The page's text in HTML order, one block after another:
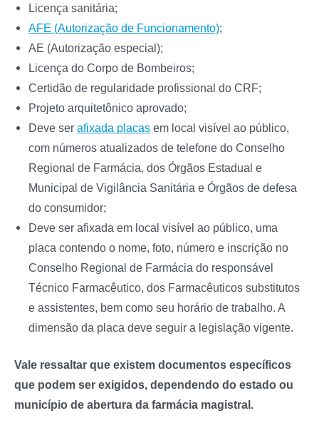
Licença sanitária;
AFE (Autorização de Funcionamento);
AE (Autorização especial);
Licença do Corpo de Bombeiros;
Certidão de regularidade profissional do CRF;
Projeto arquitetônico aprovado;
Deve ser afixada placas em local visível ao público,
com números atualizados de telefone do Conselho
Regional de Farmácia, dos Órgãos Estadual e
Municipal de Vigilância Sanitária e Órgãos de defesa
do consumidor;
Deve ser afixada em local visível ao público, uma
placa contendo o nome, foto, número e inscrição no
Conselho Regional de Farmácia do responsável
Técnico Farmacêutico, dos Farmacêuticos substitutos
e assistentes, bem como seu horário de trabalho. A
dimensão da placa deve seguir a legislação vigente.
Vale ressaltar que existem documentos específicos
que podem ser exigidos, dependendo do estado ou
município de abertura da farmácia magistral.